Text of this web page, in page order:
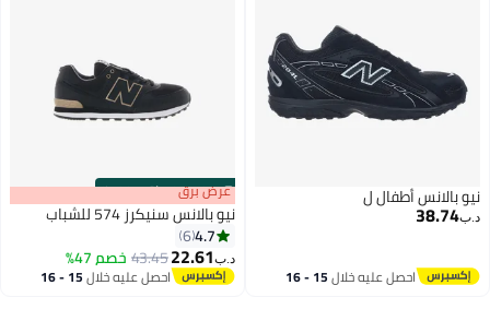
نيو بالانس أطفال ل
د.ب‏38.74
احصل عليه خلال 15 - 16
00m:00s
·باقي 100% عرض برق
نيو بالانس سنيكرز 574 للشباب
4.7
6
د.ب‏22.61
43.45خصم 47%
احصل عليه خلال 15 - 16